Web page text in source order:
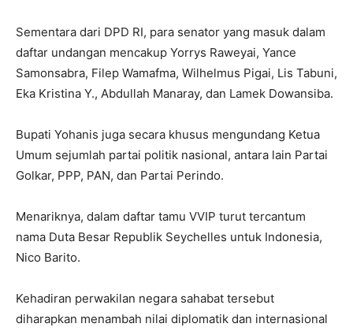
Sementara dari DPD RI, para senator yang masuk dalam
daftar undangan mencakup Yorrys Raweyai, Yance
Samonsabra, Filep Wamafma, Wilhelmus Pigai, Lis Tabuni,
Eka Kristina Y., Abdullah Manaray, dan Lamek Dowansiba.
Bupati Yohanis juga secara khusus mengundang Ketua
Umum sejumlah partai politik nasional, antara lain Partai
Golkar, PPP, PAN, dan Partai Perindo.
Menariknya, dalam daftar tamu VVIP turut tercantum
nama Duta Besar Republik Seychelles untuk Indonesia,
Nico Barito.
Kehadiran perwakilan negara sahabat tersebut
diharapkan menambah nilai diplomatik dan internasional